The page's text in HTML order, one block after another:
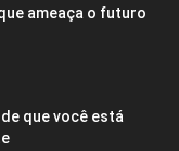
ameaça o futuro
que você está